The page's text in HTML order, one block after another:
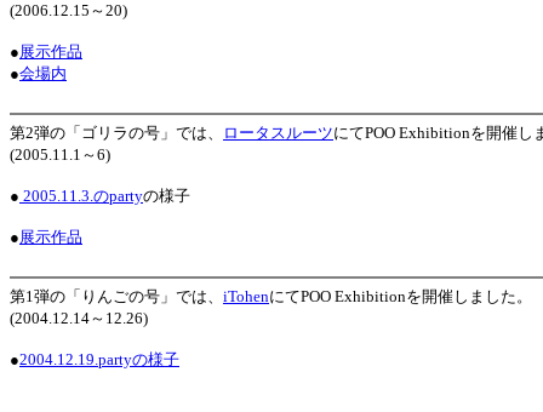
(2006.12.15～20)
●展示作品
●会場内
第2弾の「ゴリラの号」では、 ロータスルーツにてPOO Exhibitionを開催し
(2005.11.1～6)
● 2005.11.3.のpartyの様子
●展示作品
第1弾の「りんごの号」では、 iTohenにてPOO Exhibitionを開催しました。
(2004.12.14～12.26)
●2004.12.19.partyの様子